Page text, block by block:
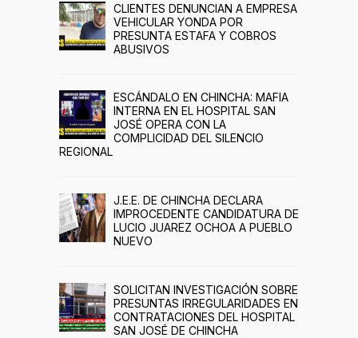
CLIENTES DENUNCIAN A EMPRESA
VEHICULAR YONDA POR
PRESUNTA ESTAFA Y COBROS
ABUSIVOS
ESCÁNDALO EN CHINCHA: MAFIA
INTERNA EN EL HOSPITAL SAN
JOSÉ OPERA CON LA
COMPLICIDAD DEL SILENCIO
REGIONAL
J.E.E. DE CHINCHA DECLARA
IMPROCEDENTE CANDIDATURA DE
LUCIO JUAREZ OCHOA A PUEBLO
NUEVO
SOLICITAN INVESTIGACIÓN SOBRE
PRESUNTAS IRREGULARIDADES EN
CONTRATACIONES DEL HOSPITAL
SAN JOSÉ DE CHINCHA